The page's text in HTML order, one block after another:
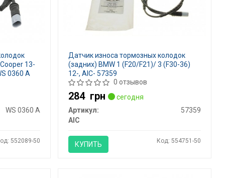
13-
0360 A
WS 0360 A
552089-50
Датчик износа тормозных колодок
(задних) BMW 1 (F20/F21)/ 3 (F30-36)
12-, AIC- 57359
0 отзывов
284 грн
сегодня
Артикул:
57359
AIC
КУПИТЬ Код: 554751-50